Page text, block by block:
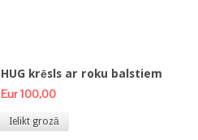
HUG krēsls ar roku balstiem
Eur 100,00
Ielikt grozā